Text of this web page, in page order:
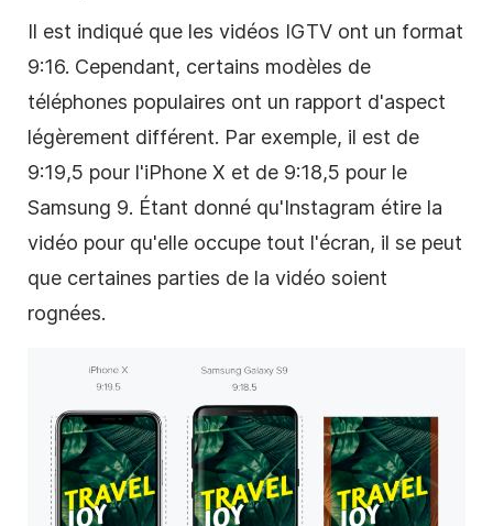
Il est indiqué que les vidéos IGTV ont un format
9:16. Cependant, certains modèles de
téléphones populaires ont un rapport d'aspect
légèrement différent. Par exemple, il est de
9:19,5 pour l'iPhone X et de 9:18,5 pour le
Samsung 9. Étant donné qu'Instagram étire la
vidéo pour qu'elle occupe tout l'écran, il se peut
que certaines parties de la vidéo soient
rognées.